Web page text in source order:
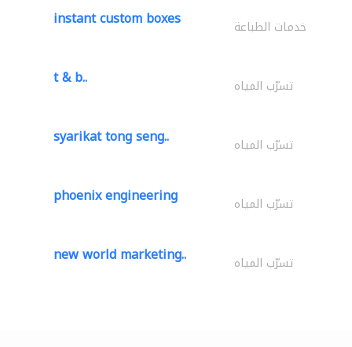
instant custom boxes خدمات الطباعة
t & b.. تسرّب المياه
syarikat tong seng.. تسرّب المياه
phoenix engineering تسرّب المياه
new world marketing.. تسرّب المياه